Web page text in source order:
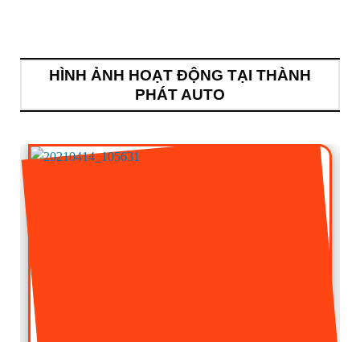
HÌNH ẢNH HOẠT ĐỘNG TẠI THÀNH
PHÁT AUTO